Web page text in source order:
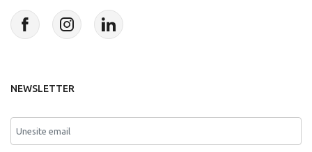
NEWSLETTER